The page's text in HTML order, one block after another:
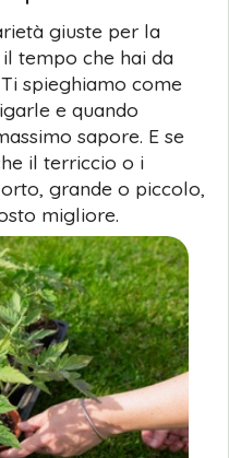
giuste per la
tempo che hai da
spieghiamo come
e quando
sapore. E se
il terriccio o i
grande o piccolo,
migliore.